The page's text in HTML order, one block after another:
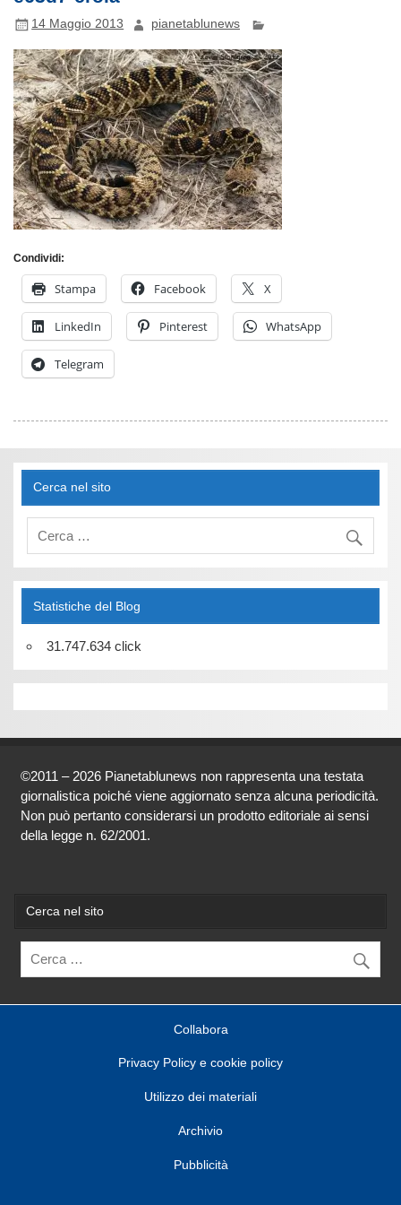
14 Maggio 2013 pianetablunews
Condividi:
Stampa Facebook X
LinkedIn Pinterest WhatsApp
Telegram
Cerca nel sito
Statistiche del Blog
31.747.634 click
©2011 – 2026 Pianetablunews non rappresenta una testata
giornalistica poiché viene aggiornato senza alcuna periodicità.
Non può pertanto considerarsi un prodotto editoriale ai sensi
della legge n. 62/2001.
Cerca nel sito
Collabora
Privacy Policy e cookie policy
Utilizzo dei materiali
Archivio
Pubblicità